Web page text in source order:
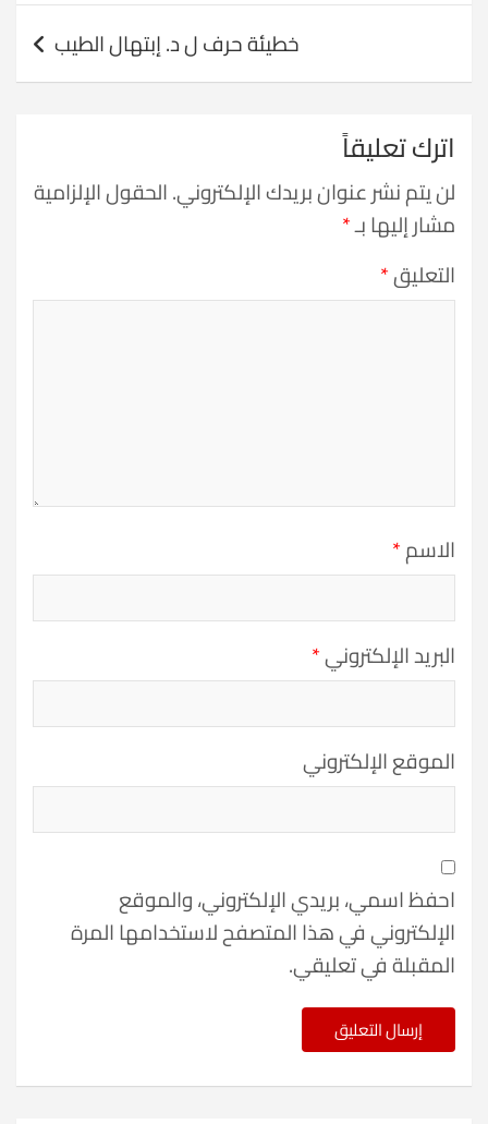
خطيئة حرف ل د. إبتهال الطيب
اترك تعليقاً
لن يتم نشر عنوان بريدك الإلكتروني.الحقول الإلزامية
مشار إليها بـ*
التعليق*
الاسم*
البريد الإلكتروني*
الموقع الإلكتروني
احفظ اسمي، بريدي الإلكتروني، والموقع
الإلكتروني في هذا المتصفح لاستخدامها المرة
المقبلة في تعليقي.